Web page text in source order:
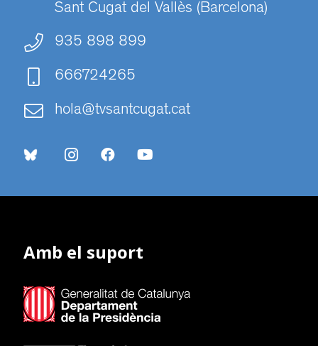
Sant Cugat del Vallès (Barcelona)
935 898 899
666724265
hola@tvsantcugat.cat
Amb el suport